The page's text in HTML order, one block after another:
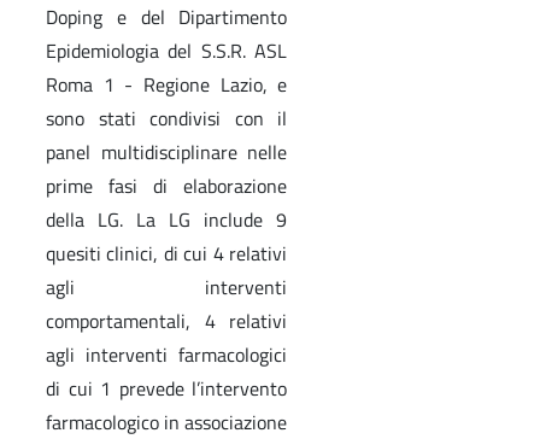
Doping e del Dipartimento
Epidemiologia del S.S.R. ASL
Roma 1 - Regione Lazio, e
sono stati condivisi con il
panel multidisciplinare nelle
prime fasi di elaborazione
della LG. La LG include 9
quesiti clinici, di cui 4 relativi
agli interventi
comportamentali, 4 relativi
agli interventi farmacologici
di cui 1 prevede l’intervento
farmacologico in associazione